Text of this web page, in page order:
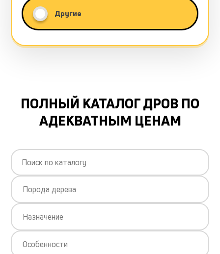
Другие
ПОЛНЫЙ КАТАЛОГ ДРОВ ПО
АДЕКВАТНЫМ ЦЕНАМ
Порода дерева
Назначение
Особенности